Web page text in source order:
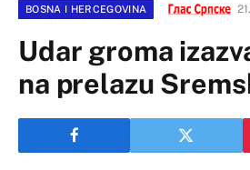
BOSNA I HERCEGOVINA
Udar groma
na prelazu